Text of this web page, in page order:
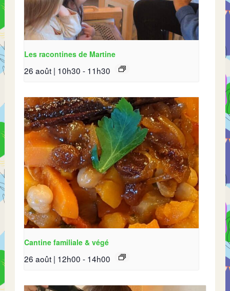
Les racontines de Martine
26 août | 10h30 - 11h30
Cantine familiale & végé
26 août | 12h00 - 14h00